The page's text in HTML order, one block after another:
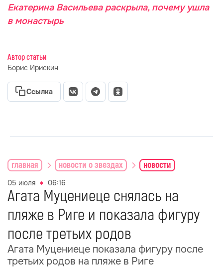
Екатерина Васильева раскрыла, почему ушла
в монастырь
Автор статьи
Борис Ирискин
Ссылка
главная новости о звездах новости
05 июля 06:16
Агата Муцениеце снялась на
пляже в Риге и показала фигуру
после третьих родов
Агата Муцениеце показала фигуру после
третьих родов на пляже в Риге